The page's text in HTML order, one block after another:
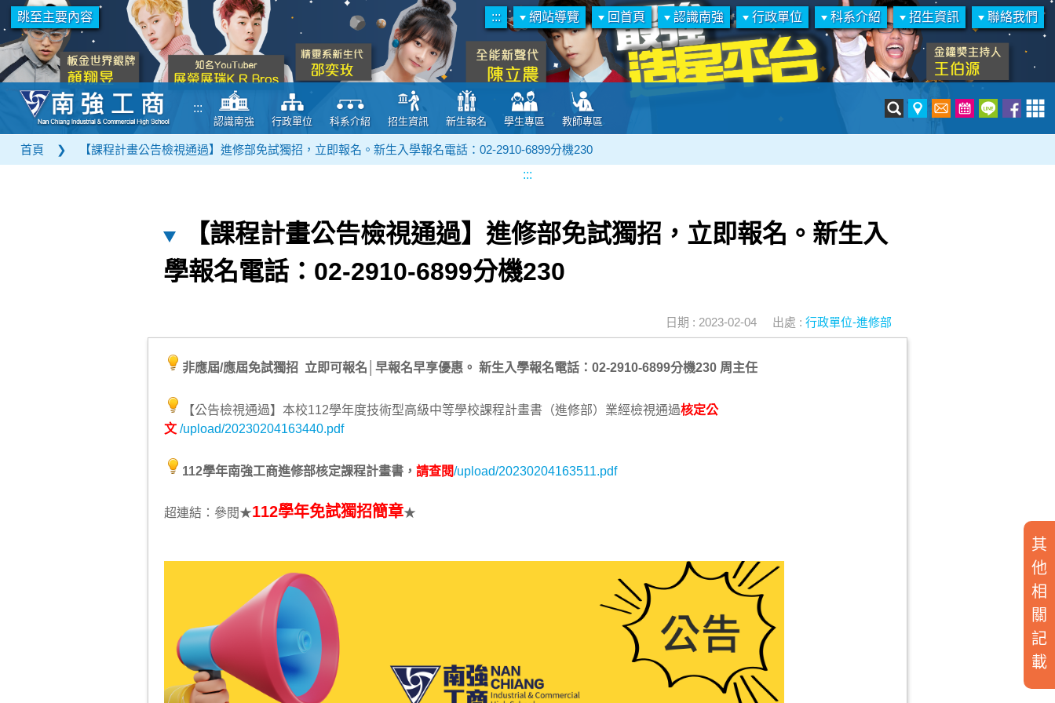
跳至主要內容 ::: 網站導覽 回首頁 認識南強 行政單位 科系介紹 招生資訊 聯絡我們
:::
認識南強 行政單位 科系介紹 招生資訊 新生報名 學生專區 教師專區
首頁 ❯
【課程計畫公告檢視通過】進修部免試獨招，立即報名。新生入學報名電話：02-2910-6899分機230
:::
【課程計畫公告檢視通過】進修部免試獨招，立即報名。新生入
學報名電話：02-2910-6899分機230
日期 : 2023-02-04 出處 : 行政單位-進修部
非應屆/應屆免試獨招 立即可報名│早報名早享優惠。新生入學報名電話：02-2910-6899分機230 周主任
【公告檢視通過】本校112學年度技術型高級中等學校課程計畫書（進修部）業經檢視通過核定公
文 /upload/20230204163440.pdf
112學年南強工商進修部核定課程計畫書，請查閱/upload/20230204163511.pdf
超連結：參閱★112學年免試獨招簡章★
其
他
相
關
記
載